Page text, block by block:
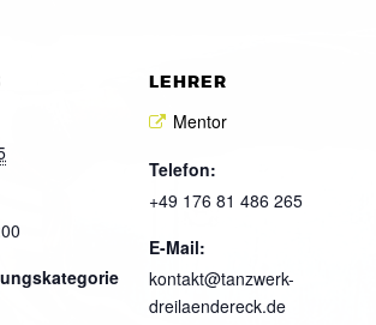
LEHRER
Mentor
Telefon:
+49 176 81 486 265
E-Mail:
kontakt@tanzwerk-
dreilaendereck.de